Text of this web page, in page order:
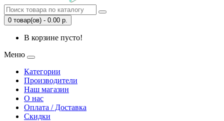
0 товар(ов) - 0.00 р.
В корзине пусто!
Меню
Категории
Производители
Наш магазин
О нас
Оплата / Доставка
Скидки